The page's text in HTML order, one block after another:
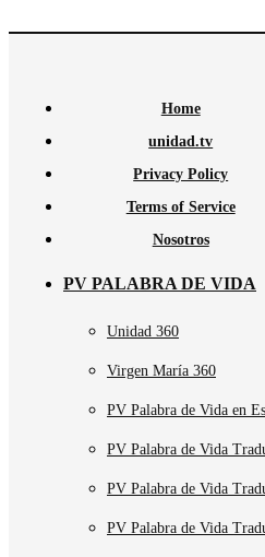
Home
unidad.tv
Privacy Policy
Terms of Service
Nosotros
PV PALABRA DE VIDA
Unidad 360
Virgen María 360
PV Palabra de Vida en
PV Palabra de Vida
PV Palabra de Vida
PV Palabra de Vida